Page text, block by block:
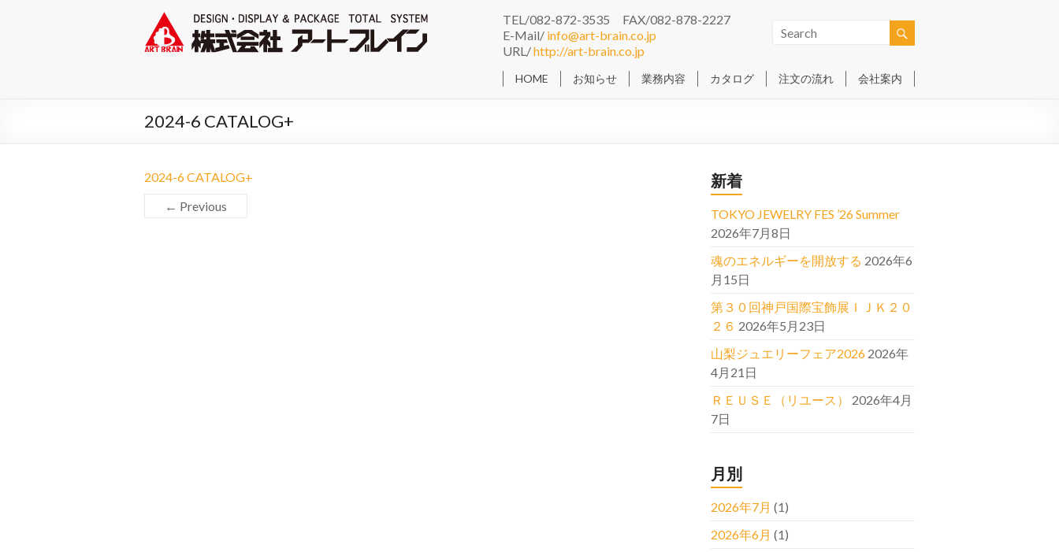
TEL/082-872-3535 FAX/082-878-2227
E-Mail/ info@art-brain.co.jp
URL/http://art-brain.co.jp
HOME お知らせ 業務内容 カタログ 注文の流れ 会社案内
2024-6 CATALOG+
2024-6 CATALOG+
← Previous
新着
TOKYO JEWELRY FES ’26 Summer
2026年7月8日
魂のエネルギーを開放する 2026年6
月15日
第３０回神戸国際宝飾展ＩＪＫ２０
２６ 2026年5月23日
山梨ジュエリーフェア2026 2026年
4月21日
ＲＥＵＳＥ（リユース）
2026年4月
7日
月別
2026年7月 (1)
2026年6月 (1)